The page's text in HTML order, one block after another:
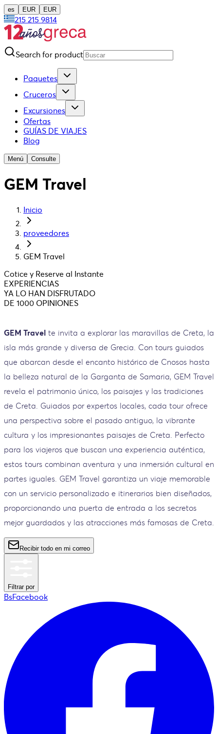
es EUR EUR
215 215 9814
Search for product
Paquetes
Cruceros
Excursiones
Ofertas
GUÍAS DE VIAJES
Blog
Menú Consulte
GEM Travel
Inicio
proveedores
GEM Travel
Cotice y Reserve al Instante
EXPERIENCIAS
YA LO HAN DISFRUTADO
DE 1000 OPINIONES
GEM Travel te invita a explorar las maravillas de Creta, la
isla más grande y diversa de Grecia. Con tours guiados
que abarcan desde el encanto histórico de Cnosos hasta
la belleza natural de la Garganta de Samaria, GEM Travel
revela el patrimonio único, los paisajes y las tradiciones
de Creta. Guiados por expertos locales, cada tour ofrece
una perspectiva sobre el pasado antiguo, la vibrante
cultura y los impresionantes paisajes de Creta. Perfecto
para los viajeros que buscan una experiencia auténtica,
estos tours combinan aventura y una inmersión cultural en
partes iguales. GEM Travel garantiza un viaje memorable
con un servicio personalizado e itinerarios bien diseñados,
proporcionando una puerta de entrada a los secretos
mejor guardados y las atracciones más famosas de Creta.
Recibir todo en mi correo
Filtrar por
BsFacebook